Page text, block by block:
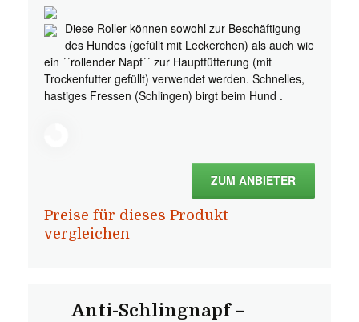
Diese Roller können sowohl zur Beschäftigung
des Hundes (gefüllt mit Leckerchen) als auch wie
ein ´´rollender Napf´´ zur Hauptfütterung (mit
Trockenfutter gefüllt) verwendet werden. Schnelles,
hastiges Fressen (Schlingen) birgt beim Hund .
ZUM ANBIETER
Preise für dieses Produkt
vergleichen
Anti-Schlingnapf –